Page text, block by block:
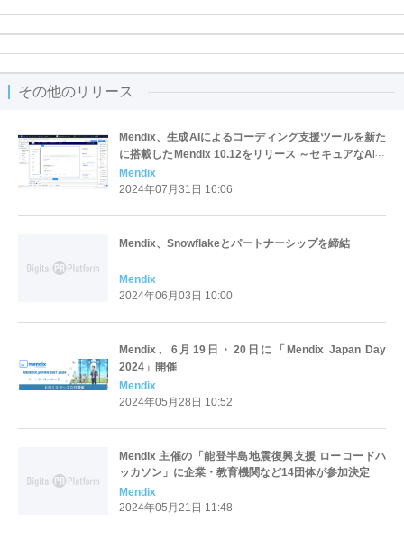
その他のリリース
Mendix、生成AIによるコーディング支援ツールを新た
に搭載したMendix 10.12をリリース ～セキュアなAI支
援型アプリケーション開発で継続的なイノベーション
を実現～
Mendix
2024年07月31日 16:06
Mendix、Snowflakeとパートナーシップを締結
Mendix
2024年06月03日 10:00
Mendix、6月19日・20日に「Mendix Japan Day
2024」開催
Mendix
2024年05月28日 10:52
Mendix 主催の「能登半島地震復興支援 ローコードハ
ッカソン」に企業・教育機関など14団体が参加決定
Mendix
2024年05月21日 11:48